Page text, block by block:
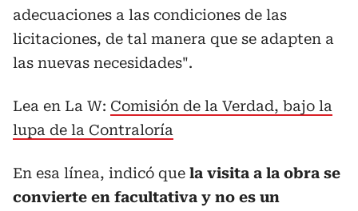
adecuaciones a las condiciones de las
licitaciones, de tal manera que se adapten a
las nuevas necesidades".
Lea en La W: Comisión de la Verdad, bajo la
lupa de la Contraloría
En esa línea, indicó que la visita a la obra se
convierte en facultativa y no es un